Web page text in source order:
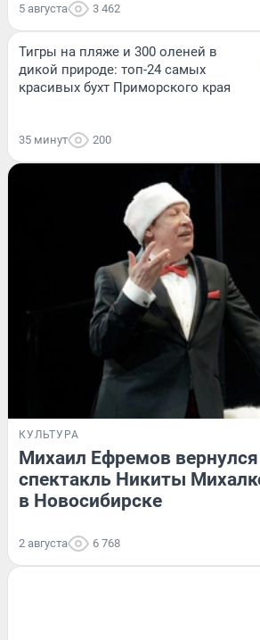
5 августа 3 462
Тигры на пляже и 300 оленей в
дикой природе: топ-24 самых
красивых бухт Приморского края
35 минут 200
КУЛЬТУРА
Михаил Ефремов вернулся
спектакль Никиты
в Новосибирске
2 августа 6 768